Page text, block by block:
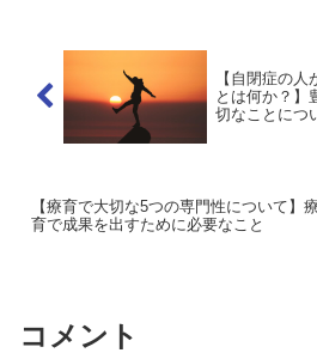
【自閉症の
とは何か？】
切なことにつ
【療育で大切な5つの専門性について】療
育で成果を出すために必要なこと
コメント